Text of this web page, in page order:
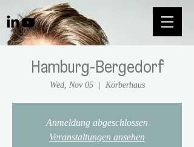
Hamburg-Bergedorf
Wed, Nov 05
  |
Körberhaus
Anmeldung abgeschlossen
Veranstaltungen ansehen